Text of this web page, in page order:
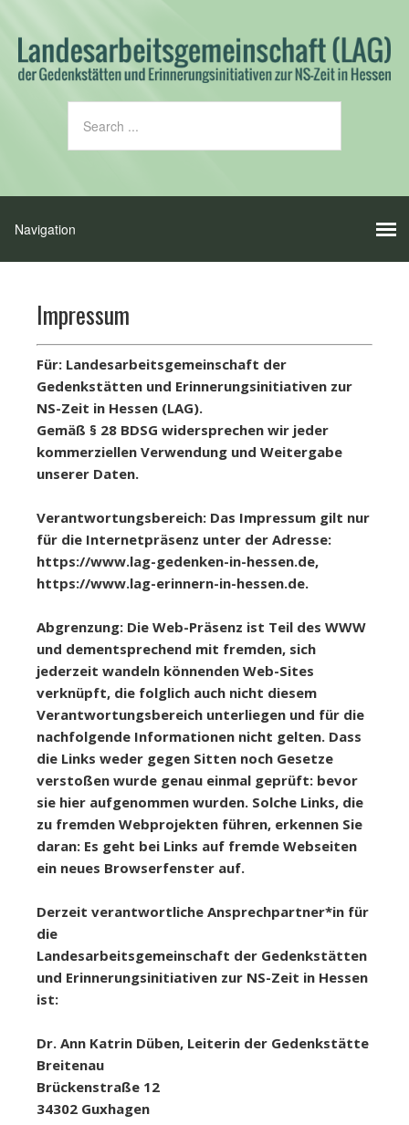
Impressum
Für: Landesarbeitsgemeinschaft der
Gedenkstätten und Erinnerungsinitiativen zur
NS-Zeit in Hessen (LAG).
Gemäß § 28 BDSG widersprechen wir jeder
kommerziellen Verwendung und Weitergabe
unserer Daten.
Verantwortungsbereich: Das Impressum gilt nur
für die Internetpräsenz unter der Adresse:
https://www.lag-gedenken-in-hessen.de,
https://www.lag-erinnern-in-hessen.de.
Abgrenzung: Die Web-Präsenz ist Teil des WWW
und dementsprechend mit fremden, sich
jederzeit wandeln könnenden Web-Sites
verknüpft, die folglich auch nicht diesem
Verantwortungsbereich unterliegen und für die
nachfolgende Informationen nicht gelten. Dass
die Links weder gegen Sitten noch Gesetze
verstoßen wurde genau einmal geprüft: bevor
sie hier aufgenommen wurden. Solche Links, die
zu fremden Webprojekten führen, erkennen Sie
daran: Es geht bei Links auf fremde Webseiten
ein neues Browserfenster auf.
Derzeit verantwortliche Ansprechpartner*in für
die
Landesarbeitsgemeinschaft der Gedenkstätten
und Erinnerungsinitiativen zur NS-Zeit in Hessen
ist:
Dr. Ann Katrin Düben, Leiterin der Gedenkstätte
Breitenau
Brückenstraße 12
34302 Guxhagen